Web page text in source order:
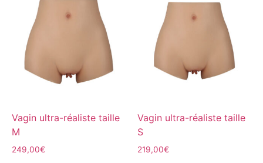
Vagin ultra-réaliste taille
M
249,00€
Vagin ultra-réaliste taille
S
219,00€